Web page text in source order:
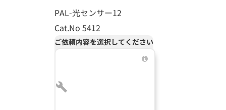
PAL-光センサー12
Cat.No 5412
ご依頼内容を選択してください